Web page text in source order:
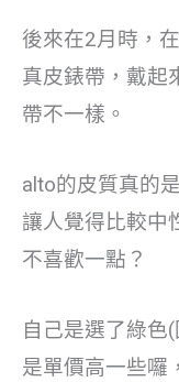
後來在2月時，
真皮錶帶，戴起
帶不一樣。
alto的皮質真的
讓人覺得比較中
不喜歡一點？
自己是選了綠色
是單價高一些囉